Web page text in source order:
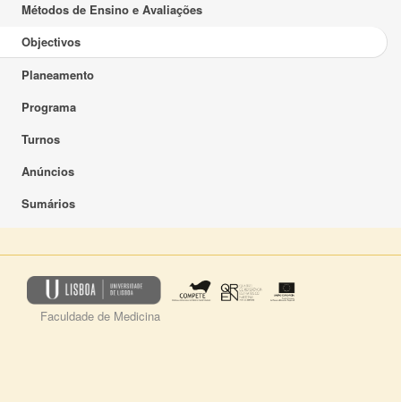
Métodos de Ensino e Avaliações
Objectivos
Planeamento
Programa
Turnos
Anúncios
Sumários
Faculdade de Medicina